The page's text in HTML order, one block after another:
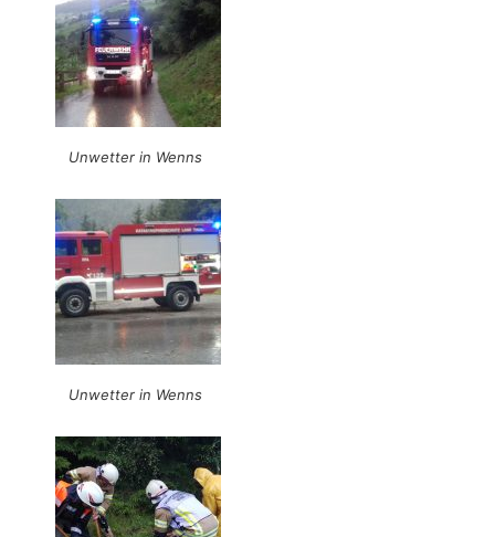
Unwetter in Wenns
Unwetter in Wenns